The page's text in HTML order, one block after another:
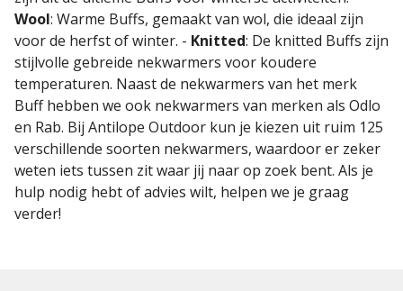
Wool: Warme Buffs, gemaakt van wol, die ideaal zijn
voor de herfst of winter. - Knitted: De knitted Buffs zijn
stijlvolle gebreide nekwarmers voor koudere
temperaturen. Naast de nekwarmers van het merk
Buff hebben we ook nekwarmers van merken als Odlo
en Rab. Bij Antilope Outdoor kun je kiezen uit ruim 125
verschillende soorten nekwarmers, waardoor er zeker
weten iets tussen zit waar jij naar op zoek bent. Als je
hulp nodig hebt of advies wilt, helpen we je graag
verder!